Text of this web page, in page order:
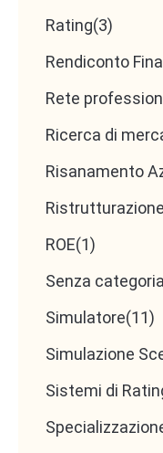
Rating(3)
Rendiconto
Rete
Ricerca di
Risanamento
ROE(1)
Senza categoria
Simulatore(11)
Simulazione
Sistemi di